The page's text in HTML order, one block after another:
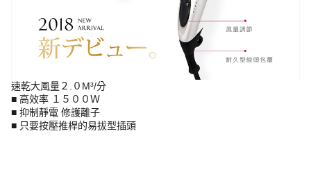
速乾大風量２.０M³/分
■ 高效率 １５００Ｗ
■ 抑制靜電 修護離子
■ 只要按壓推桿的易拔型插頭